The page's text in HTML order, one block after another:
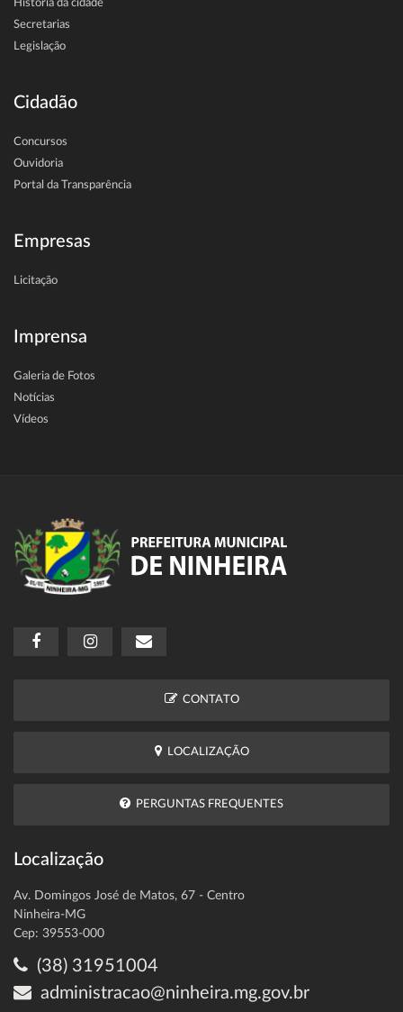
História da cidade
Secretarias
Legislação
Cidadão
Concursos
Ouvidoria
Portal da Transparência
Empresas
Licitação
Imprensa
Galeria de Fotos
Notícias
Vídeos
CONTATO
LOCALIZAÇÃO
PERGUNTAS FREQUENTES
Localização
Av. Domingos José de Matos, 67 - Centro
Ninheira-MG
Cep: 39553-000
(38) 31951004
administracao@ninheira.mg.gov.br